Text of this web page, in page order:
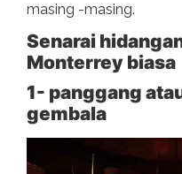
masing -masing.
Senarai
Monterrey biasa
1- panggang
gembala